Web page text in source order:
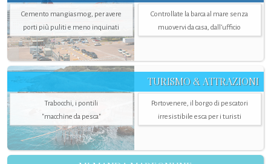
Cemento mangiasmog, per avere
porti più puliti e meno inquinati
Controllate la barca al mare senza
muovervi da casa, dall’ufficio
TURISMO & ATTRAZIONI
Trabocchi, i pontili
"macchine da pesca"
Portovenere, il borgo di pescatori
irresistibile esca per i turisti